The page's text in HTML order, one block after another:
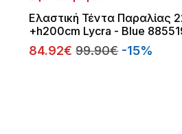
Ελαστική Τέντα Παραλίας
+h200cm Lycra - Blue
84.92€ 99.90€ -15%